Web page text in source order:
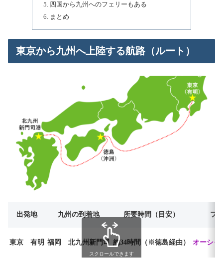
四国から九州へのフェリーもある
まとめ
東京から九州へ上陸する航路（ルート）
出発地 九州の到着地 所要時間（目安） フ
東京 有明 福岡 北九州新門司 約34時間（※徳島経由） オーシャ
スクロールできます